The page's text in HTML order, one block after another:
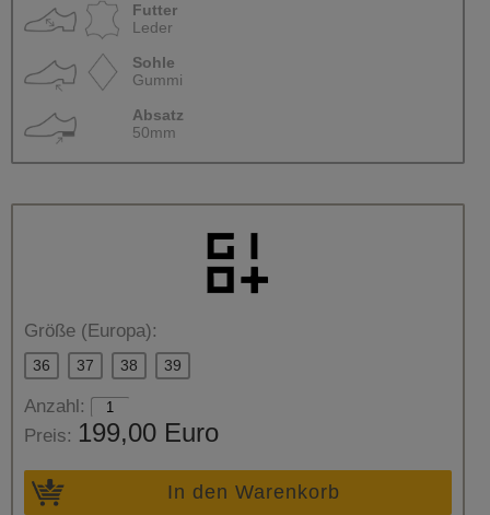
Futter
Leder
Sohle
Gummi
Absatz
50mm
Größe (Europa):
36 37 38 39
Anzahl:
Preis: 199,00 Euro
In den Warenkorb